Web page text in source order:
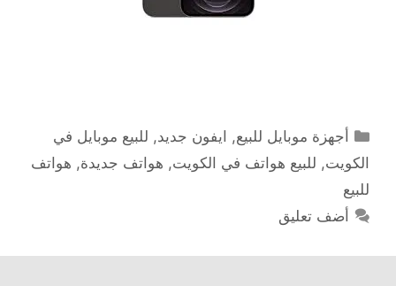
التصنيفات
أجهزة موبايل للبيع, ايفون جديد, للبيع موبايل في
الكويت, للبيع هواتف في الكويت, هواتف جديدة, هواتف
للبيع
أضف تعليق